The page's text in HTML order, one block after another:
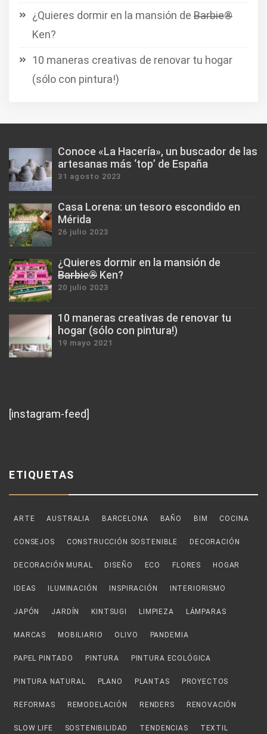
¿Quieres dormir en la mansión de B̶a̶r̶b̶i̶e̶®̶
Ken?
10 maneras creativas de renovar tu hogar
(sólo con pintura!)
Conoce «La Hacería», un buscador de las
artesanas más ‘top’ de España
31 agosto 2023
Casa Lorena: un tesoro escondido en
Mérida
26 julio 2023
¿Quieres dormir en la mansión de
B̶a̶r̶b̶i̶e̶®̶ Ken?
20 julio 2023
10 maneras creativas de renovar tu
hogar (sólo con pintura!)
19 mayo 2021
[instagram-feed]
ETIQUETAS
ARTE AUSTRALIA BARCELONA BAÑO BIM COCINA
CONSEJOS CONSTRUCCIÓN SOSTENIBLE DECORACIÓN
DECORACIÓN MURAL DISEÑO ECO FLORES HOGAR
IDEAS ILUMINACIÓN INSPIRACIÓN INTERIORISMO
JAPÓN JARDÍN KINTSUGI LIMPIEZA LÁMPARAS
MARCAS MOBILIARIO OLIVO PANDEMIA
PAPEL PINTADO PINTURA PINTURA ECOLÓGICA
PINTURA NATURAL PLANO PLANTAS PROYECTOS
REFORMAS REMODELACIÓN RENDERS RENOVACIÓN
SLOW LIFE SOSTENIBILIDAD TENDENCIAS TEXTIL